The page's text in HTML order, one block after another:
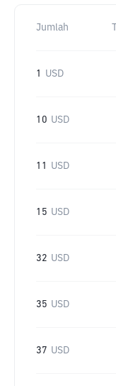
Jumlah
1 USD
10 USD
11 USD
15 USD
32 USD
35 USD
37 USD